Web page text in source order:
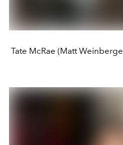
Tate McRae (Matt